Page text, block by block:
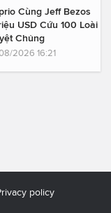
Cùng Jeff Bezos
USD Cứu 100 Loài
Chủng
2026 16:21
policy